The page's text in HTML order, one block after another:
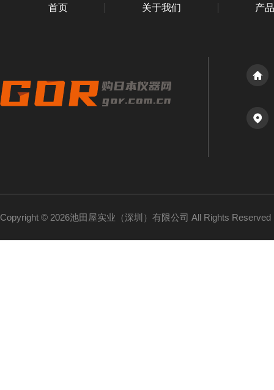
首页 关于我们 产
Copyright © 2026池田屋实业（深圳）有限公司 All Rights